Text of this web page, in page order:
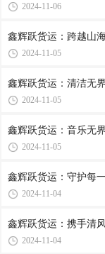
2024-11-06
鑫辉跃货运：跨越山
2024-11-05
鑫辉跃货运：清洁无
2024-11-05
鑫辉跃货运：音乐无
2024-11-05
鑫辉跃货运：守护每
2024-11-04
鑫辉跃货运：携手清
2024-11-04